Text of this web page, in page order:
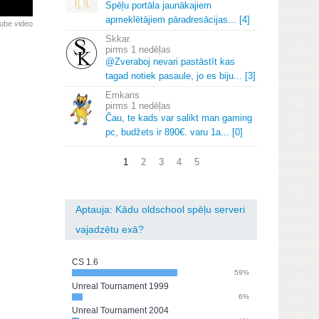
video
Spēļu portāla jaunākajiem
apmeklētājiem pāradresācijas... [4]
Skkar.
1 nedēļas
@Zveraboj nevari pastāstīt kas
tagad notiek pasaule, jo es biju... [3]
Emkans
1 nedēļas
Čau, te kads var salikt man gaming
pc, budžets ir 890€. varu 1a... [0]
1 2 3 4 5
Aptauja: Kādu oldschool spēļu serveri
vajadzētu exā?
CS 1.6
59%
Unreal Tournament 1999
6%
Unreal Tournament 2004